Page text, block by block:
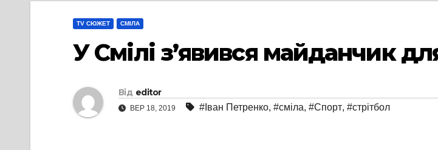
TV СЮЖЕТ СМІЛА
У Смілі з’явився майданчик
Від editor
ВЕР 18, 2019 #Іван Петренко, #сміла, #Спорт, #стрітбол